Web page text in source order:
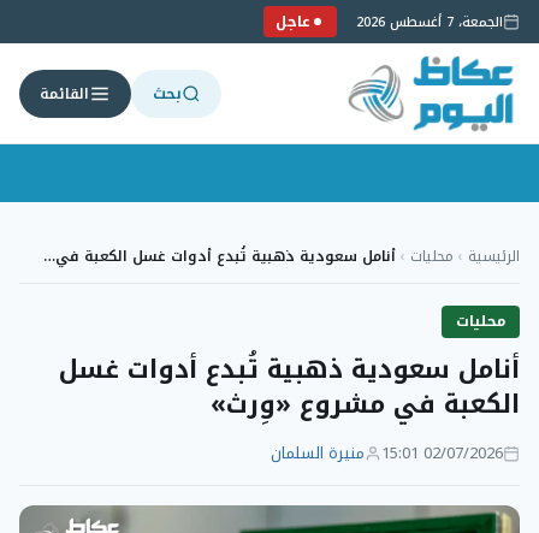
الجمعة، 7 أغسطس 2026 عاجل
بحث القائمة
إلىالرئيسية › محليات ›أنامل سعودية ذهبية تُبدع أدوات غسل الكعبة في…
محليات
أنامل سعودية ذهبية تُبدع أدوات غسل
الكعبة في مشروع «وِرث»
02/07/2026 15:01 منيرة السلمان